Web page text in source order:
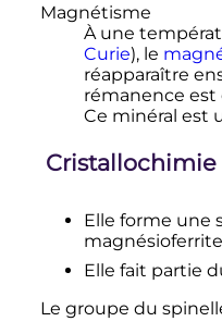
Magnétisme
À une
Curie), le
réapparaître
rémanence est
Ce minéral est
Cristallochimie
Elle forme une
Elle fait partie
Le groupe du